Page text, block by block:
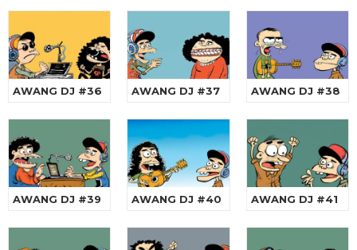
AWANG DJ #36 AWANG DJ #37 AWANG DJ #38
AWANG DJ #39 AWANG DJ #40 AWANG DJ #41